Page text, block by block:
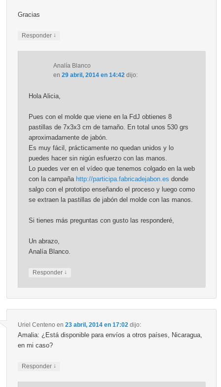
Gracias
Responder ↓
Analía Blanco
en 29 abril, 2014 en 14:42 dijo:
Hola Alicia,
Pues con el molde que viene en la FdJ obtienes 8
pastillas de 7x3x3 cm de tamaño. En total unos 530 grs
aproximadamente de jabón.
Es muy fácil, prácticamente no quedan unidos y lo
puedes hacer sin nigún esfuerzo con las manos.
Lo puedes ver en el vídeo que tenemos colgado en la web
con la campaña http://participa.fabricadejabon.es donde
salgo con el prototipo enseñando el proceso y luego como
se extraen la pastillas de jabón del molde con las manos.
Si tienes más preguntas con gusto las responderé,
Un abrazo,
Analía Blanco.
Responder ↓
Uriel Centeno en 23 abril, 2014 en 17:02 dijo:
Amalia: ¿Está disponible para envíos a otros países, Nicaragua,
en mi caso?
Responder ↓